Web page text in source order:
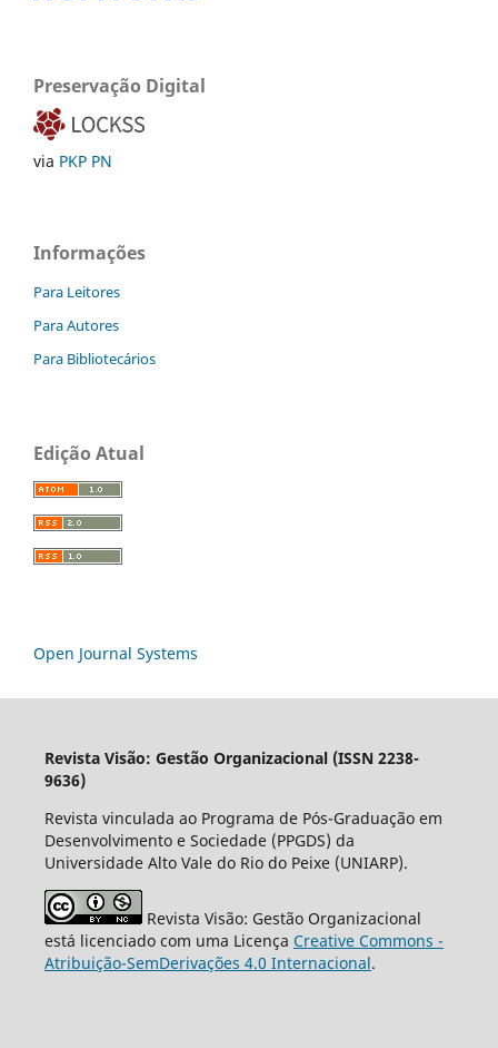
Preservação Digital
via PKP PN
Informações
Para Leitores
Para Autores
Para Bibliotecários
Edição Atual
Open Journal Systems
Revista Visão: Gestão Organizacional (ISSN 2238-
9636)
Revista vinculada ao Programa de Pós-Graduação em
Desenvolvimento e Sociedade (PPGDS) da
Universidade Alto Vale do Rio do Peixe (UNIARP).
Revista Visão: Gestão Organizacional
está licenciado com uma Licença Creative Commons -
Atribuição-SemDerivações 4.0 Internacional.